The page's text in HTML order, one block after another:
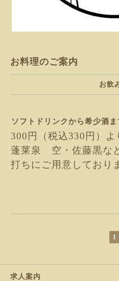
お料理のご案内
お飲
ソフトドリンクから希少酒ま
300円（税込330円）よ
蓬莱泉 空・佐藤黒な
打ちにご用意しており
1
求人案内